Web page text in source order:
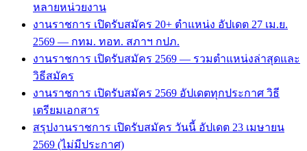
หลายหน่วยงาน
งานราชการ เปิดรับสมัคร 20+ ตำแหน่ง อัปเดต 27 เม.ย.
2569 — กทม. ทอท. สภาฯ กปภ.
งานราชการ เปิดรับสมัคร 2569 — รวมตำแหน่งล่าสุดและ
วิธีสมัคร
งานราชการ เปิดรับสมัคร 2569 อัปเดตทุกประกาศ วิธี
เตรียมเอกสาร
สรุปงานราชการ เปิดรับสมัคร วันนี้ อัปเดต 23 เมษายน
2569 (ไม่มีประกาศ)